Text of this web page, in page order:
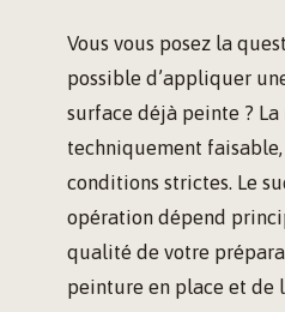
Vous vous posez la
possible d’appliquer
surface déjà peinte ? La
techniquement
conditions strictes. Le
opération dépend
qualité de votre
peinture en place et de